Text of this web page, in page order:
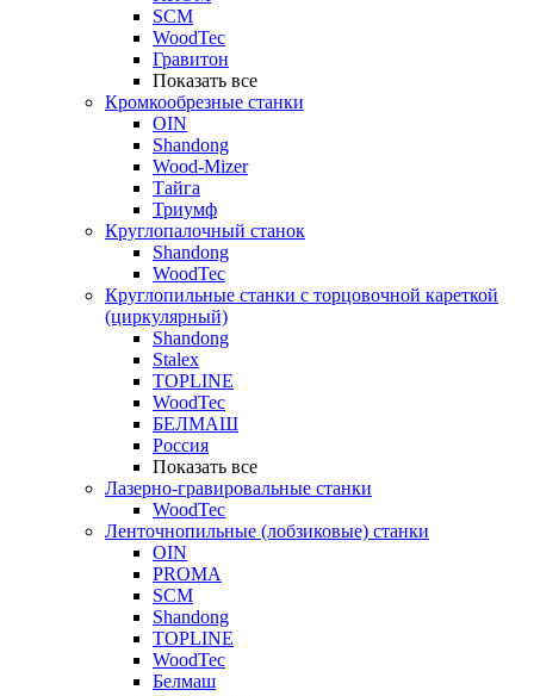
SCM
WoodTec
Гравитон
Показать все
Кромкообрезные станки
OIN
Shandong
Wood-Mizer
Тайга
Триумф
Круглопалочный станок
Shandong
WoodTec
Круглопильные станки с торцовочной кареткой
(циркулярный)
Shandong
Stalex
TOPLINE
WoodTec
БЕЛМАШ
Россия
Показать все
Лазерно-гравировальные станки
WoodTec
Ленточнопильные (лобзиковые) станки
OIN
PROMA
SCM
Shandong
TOPLINE
WoodTec
Белмаш